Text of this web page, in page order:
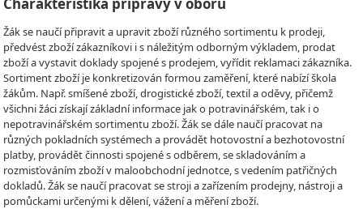
Žák se naučí připravit a upravit zboží různého sortimentu k prodeji,
předvést zboží zákazníkovi i s náležitým odborným výkladem, prodat
zboží a vystavit doklady spojené s prodejem, vyřídit reklamaci zákazníka.
Sortiment zboží je konkretizován formou zaměření, které nabízí škola
žákům. Např. smíšené zboží, drogistické zboží, textil a oděvy, přičemž
všichni žáci získají základní informace jak o potravinářském, tak i o
nepotravinářském sortimentu zboží. Žák se dále naučí pracovat na
různých pokladních systémech a provádět hotovostní a bezhotovostní
platby, provádět činnosti spojené s odběrem, se skladováním a
rozmisťováním zboží v maloobchodní jednotce, s vedením patřičných
dokladů. Žák se naučí pracovat se stroji a zařízením prodejny, nástroji a
pomůckami určenými k dělení, vážení a měření zboží.